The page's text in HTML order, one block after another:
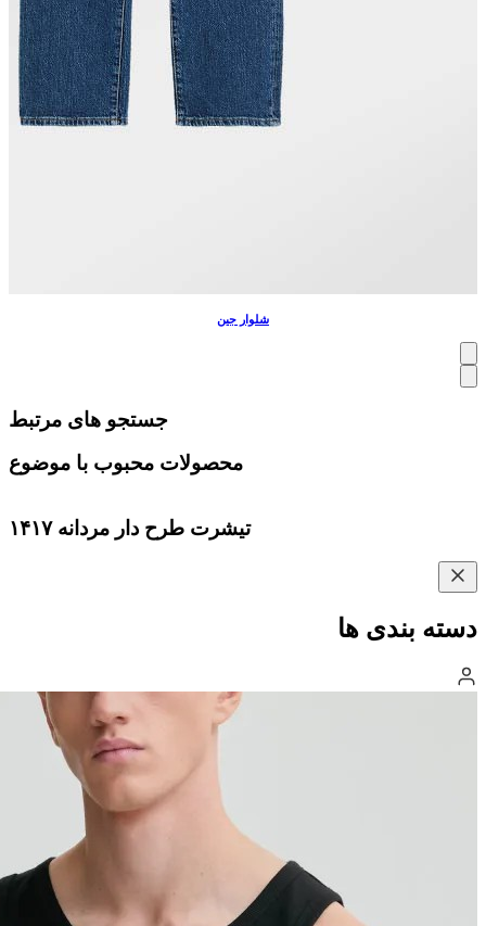
شلوار جین
جستجو های مرتبط
محصولات محبوب با موضوع
تیشرت طرح دار مردانه ۱۴۱۷
دسته بندی ها